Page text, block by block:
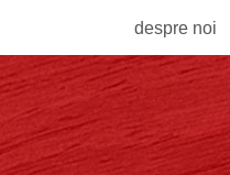
despre noi